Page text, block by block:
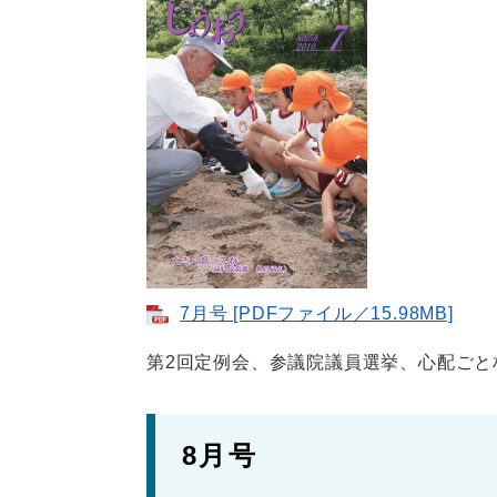
7月号 [PDFファイル／15.98MB]
第2回定例会、参議院議員選挙、心配ご
8月号